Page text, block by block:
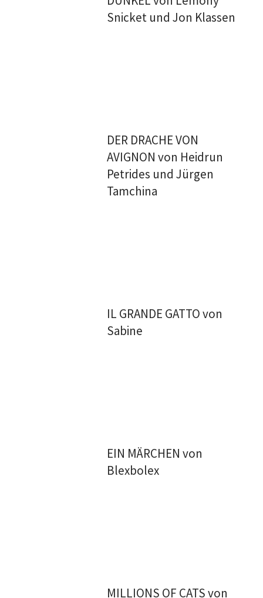
Snicket und Jon Klassen
DER DRACHE VON
AVIGNON von Heidrun
Petrides und Jürgen
Tamchina
IL GRANDE GATTO von
Sabine
EIN MÄRCHEN von
Blexbolex
MILLIONS OF CATS von